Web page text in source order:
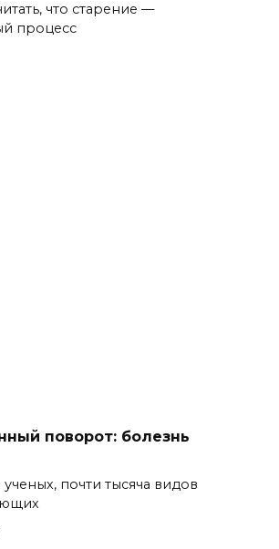
что старение —
процесс
поворот: болезнь
почти тысяча видов